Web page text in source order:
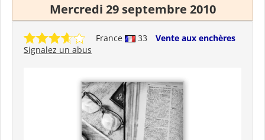
Mercredi 29 septembre 2010
France 33
Vente aux enchères
Signalez un abus